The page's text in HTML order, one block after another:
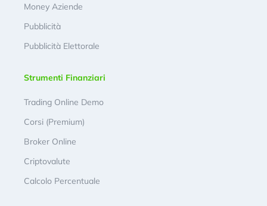
Money Aziende
Pubblicità
Pubblicità Elettorale
Strumenti Finanziari
Trading Online Demo
Corsi (Premium)
Broker Online
Criptovalute
Calcolo Percentuale